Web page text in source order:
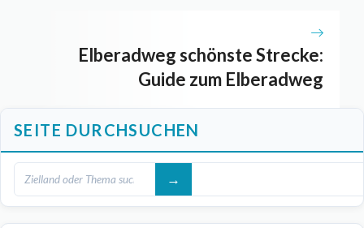
Elberadweg schönste Strecke:
Guide zum Elberadweg
SEITE DURCHSUCHEN